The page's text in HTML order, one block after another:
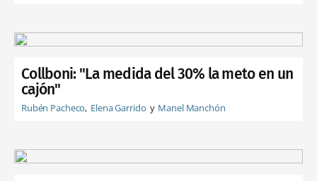
Collboni: "La medida del 30% la meto en un
cajón"
Rubén Pacheco Elena Garrido Manel Manchón